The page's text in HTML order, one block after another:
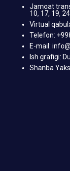
Jamoat
10, 17, 19,
Virtual
Telefon:
E-mail:
Ish grafigi:
Shanba